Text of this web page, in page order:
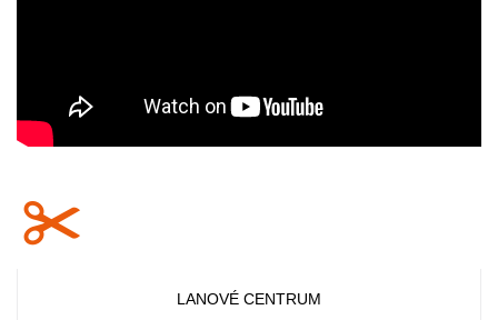
LANOVÉ CENTRUM